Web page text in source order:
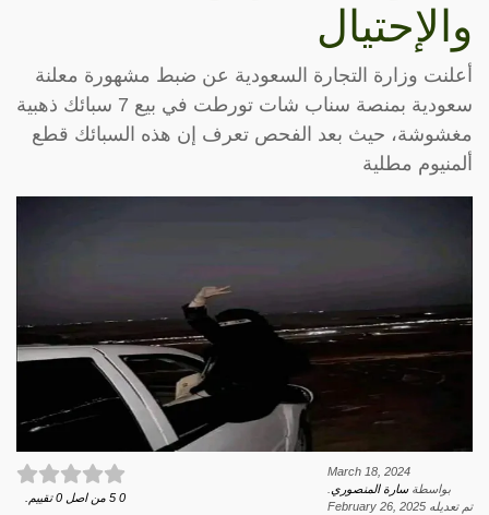
والإحتيال
أعلنت وزارة التجارة السعودية عن ضبط مشهورة معلنة
سعودية بمنصة سناب شات تورطت في بيع 7 سبائك ذهبية
مغشوشة، حيث بعد الفحص تعرف إن هذه السبائك قطع
ألمنيوم مطلية
March 18, 2024
بواسطةسارة المنصوري
تم تعديله February 26, 2025
0
5 من اصل 0 تقييم.